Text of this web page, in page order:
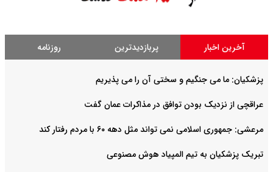
آخرین اخبار پربازدیدترین روزنامه
پزشکیان: ما می جنگیم و سختی آن را می پذیریم
عراقچی از نزدیک بودن توافق در مذاکرات عمان گفت
مرعشی: جمهوری اسلامی نمی تواند مثل دهه ۶۰ با مردم رفتار کند
تبریک پزشکیان به تیم المپیاد هوش مصنوعی